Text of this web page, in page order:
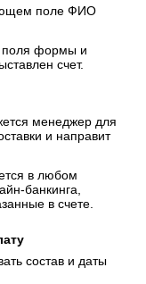
поле ФИО
поля формы и
счет.
менеджер для
и направит
в любом
банкинга,
в счете.
состав и даты